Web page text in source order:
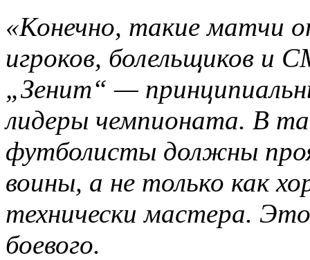
«Конечно, такие матчи
игроков, болельщиков и
„Зенит“ —
лидеры чемпионата. В
футболисты должны
воины, а не только как
технически мастера.
боевого.